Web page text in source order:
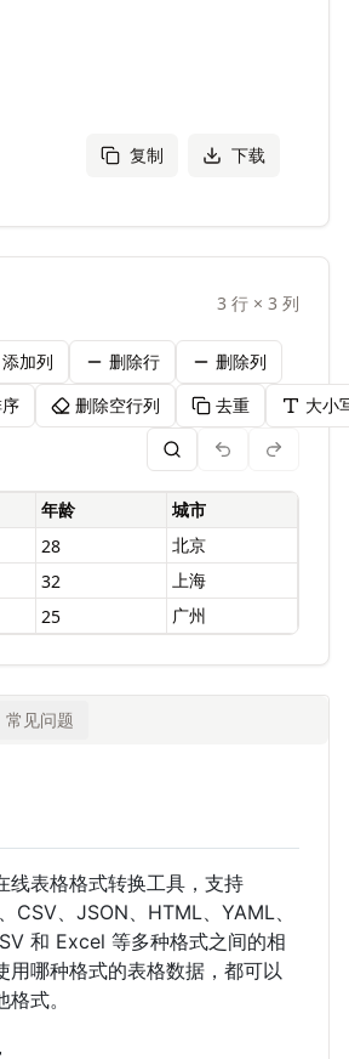
复制 下载
3 行 × 3 列
添加列 删除行
删除列
删除空行列 去重 大小
常见问题
线表格格式转换工具，支持
CSV、JSON、HTML、YAML、
和 Excel 等多种格式之间的相
用哪种格式的表格数据，都可以
式。